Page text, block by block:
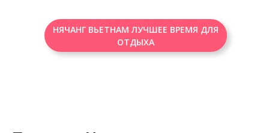
НЯЧАНГ ВЬЕТНАМ ЛУЧШЕЕ ВРЕМЯ ДЛЯ
ОТДЫХА